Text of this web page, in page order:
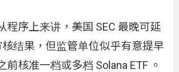
程序上来讲，美国 SEC 最晚可延
结果，但监管单位似乎有意提早
核准一档或多档 Solana ETF 。